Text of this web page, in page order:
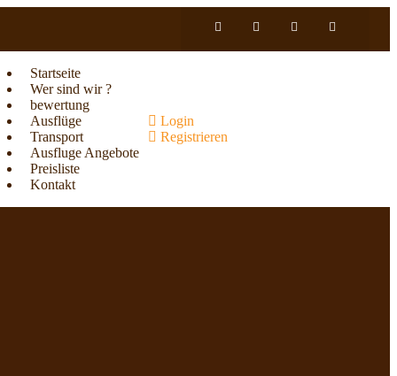
Startseite
Wer sind wir ?
bewertung
Ausflüge
Transport
Ausfluge Angebote
Preisliste
Kontakt
Login
Registrieren